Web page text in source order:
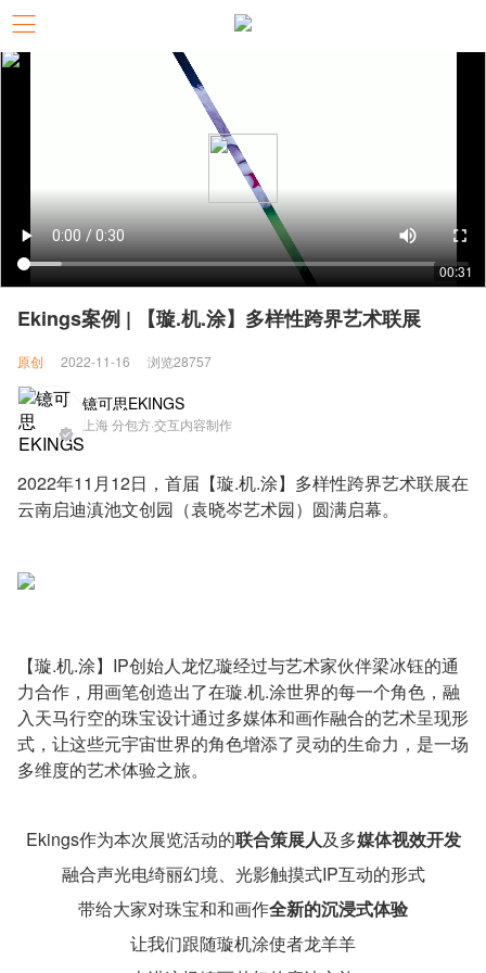
00:31
Ekings案例 | 【璇.机.涂】多样性跨界艺术联展
原创 2022-11-16 浏览28757
镱可思EKINGS
上海 分包方·交互内容制作
2022年11月12日，首届【璇.机.涂】多样性跨界艺术联展在
云南启迪滇池文创园（袁晓岑艺术园）圆满启幕。
【璇.机.涂】IP创始人龙忆璇经过与艺术家伙伴梁冰钰的通
力合作，用画笔创造出了在璇.机.涂世界的每一个角色，融
入天马行空的珠宝设计通过多媒体和画作融合的艺术呈现形
式，让这些元宇宙世界的角色增添了灵动的生命力，是一场
多维度的艺术体验之旅。
Ekings作为本次展览活动的联合策展人及多媒体视效开发
融合声光电绮丽幻境、光影触摸式IP互动的形式
带给大家对珠宝和和画作全新的沉浸式体验
让我们跟随璇机涂使者龙羊羊